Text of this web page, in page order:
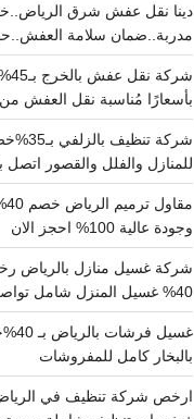
مدربة..ضمان سلامة
بأسعارًا مُناسبة نقل العفش
شركة
للمنازل والفلل والقصور اتصل
وجودة عالية 100% احجز الان
شركة غسيل منازل بالرياض
40% غسيل المنزل شامل تواصل الان
بالبخار كامل للمفروشات